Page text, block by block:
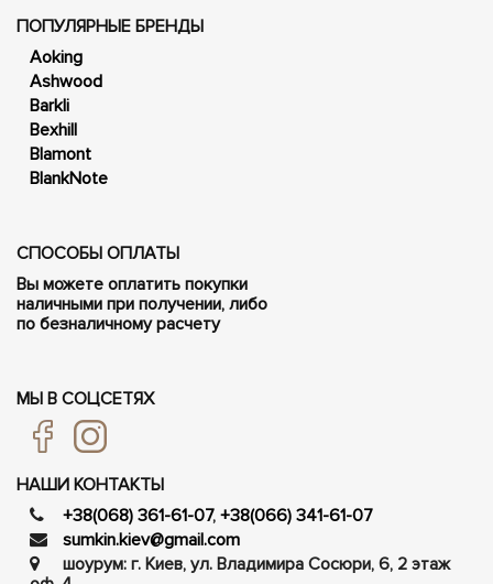
ПОПУЛЯРНЫЕ БРЕНДЫ
Aoking
Ashwood
Barkli
Bexhill
Blamont
BlankNote
СПОСОБЫ ОПЛАТЫ
Вы можете оплатить покупки
наличными при получении, либо
по безналичному расчету
МЫ В СОЦСЕТЯХ
НАШИ КОНТАКТЫ
+38(068) 361-61-07, +38(066) 341-61-07
sumkin.kiev@gmail.com
шоурум: г. Киев, ул. Владимира Сосюри, ​​6, 2 этаж